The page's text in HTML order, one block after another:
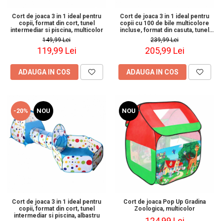
Cort de joaca 3 in 1 ideal pentru
copii, format din cort, tunel
intermediar si piscina, multicolor
149,99 Lei
119,99 Lei
ADAUGA IN COS
Cort de joaca 3 in 1 ideal pentru
copii cu 100 de bile multicolore
incluse, format din casuta, tunel
intermediar si piscina, albastru
239,99 Lei
205,99 Lei
ADAUGA IN COS
-20% NOU
Cort de joaca 3 in 1 ideal pentru
copii, format din cort, tunel
intermediar si piscina, albastru
NOU
Cort de joaca Pop Up Gradina
Zoologica, multicolor